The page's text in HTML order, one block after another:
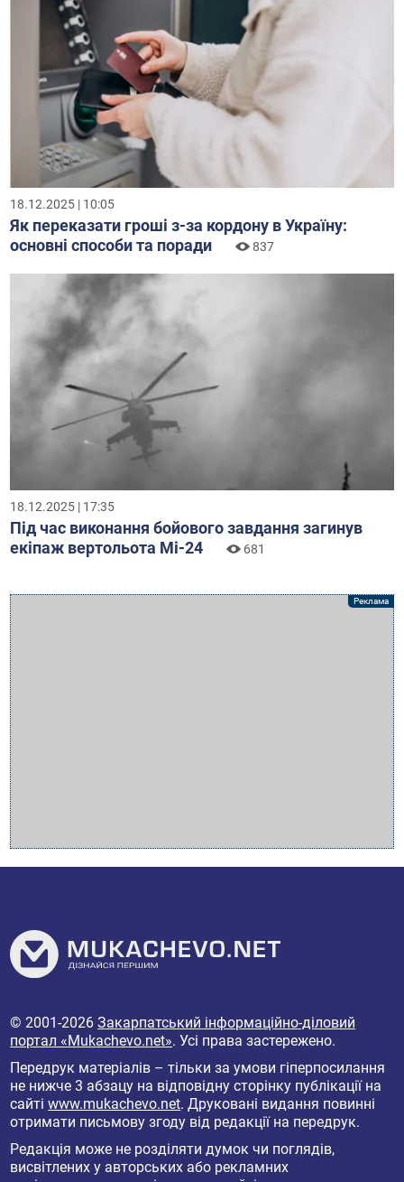
18.12.2025 | 10:05
Як переказати гроші з-за кордону в Україну:
основні способи та поради
837
18.12.2025 | 17:35
Під час виконання бойового завдання загинув
екіпаж вертольота Мі-24
681
© 2001-2026Закарпатський інформаційно-діловий
портал «Mukachevo.net». Усі права застережено.
Передрук матеріалів – тільки за умови гіперпосилання
не нижче 3 абзацу на відповідну сторінку публікації на
сайтіwww.mukachevo.net. Друковані видання повинні
отримати письмову згоду від редакції на передрук.
Редакція може не розділяти думок чи поглядів,
висвітлених у авторських або рекламних